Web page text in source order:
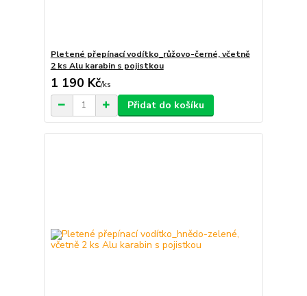
Pletené přepínací vodítko_růžovo-černé, včetně
2 ks Alu karabin s pojistkou
1 190 Kč/ks
Přidat do košíku